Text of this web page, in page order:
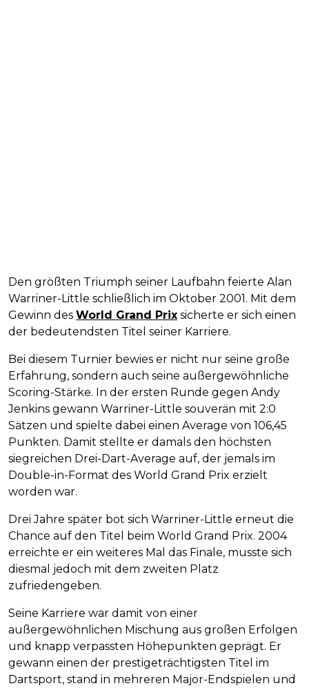
Den größten Triumph seiner Laufbahn feierte Alan
Warriner-Little schließlich im Oktober 2001. Mit dem
Gewinn des World Grand Prix sicherte er sich einen
der bedeutendsten Titel seiner Karriere.
Bei diesem Turnier bewies er nicht nur seine große
Erfahrung, sondern auch seine außergewöhnliche
Scoring-Stärke. In der ersten Runde gegen Andy
Jenkins gewann Warriner-Little souverän mit 2:0
Sätzen und spielte dabei einen Average von 106,45
Punkten. Damit stellte er damals den höchsten
siegreichen Drei-Dart-Average auf, der jemals im
Double-in-Format des World Grand Prix erzielt
worden war.
Drei Jahre später bot sich Warriner-Little erneut die
Chance auf den Titel beim World Grand Prix. 2004
erreichte er ein weiteres Mal das Finale, musste sich
diesmal jedoch mit dem zweiten Platz
zufriedengeben.
Seine Karriere war damit von einer
außergewöhnlichen Mischung aus großen Erfolgen
und knapp verpassten Höhepunkten geprägt. Er
gewann einen der prestigeträchtigsten Titel im
Dartsport, stand in mehreren Major-Endspielen und